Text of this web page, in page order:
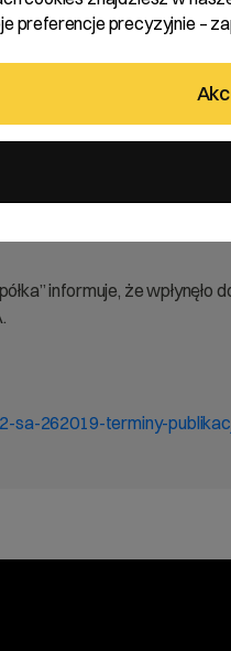
roku obrotowym 2019/2020
bieżące i okresowe
informuje, że
sa-262019-terminy-
preferencje precyzyjnie –